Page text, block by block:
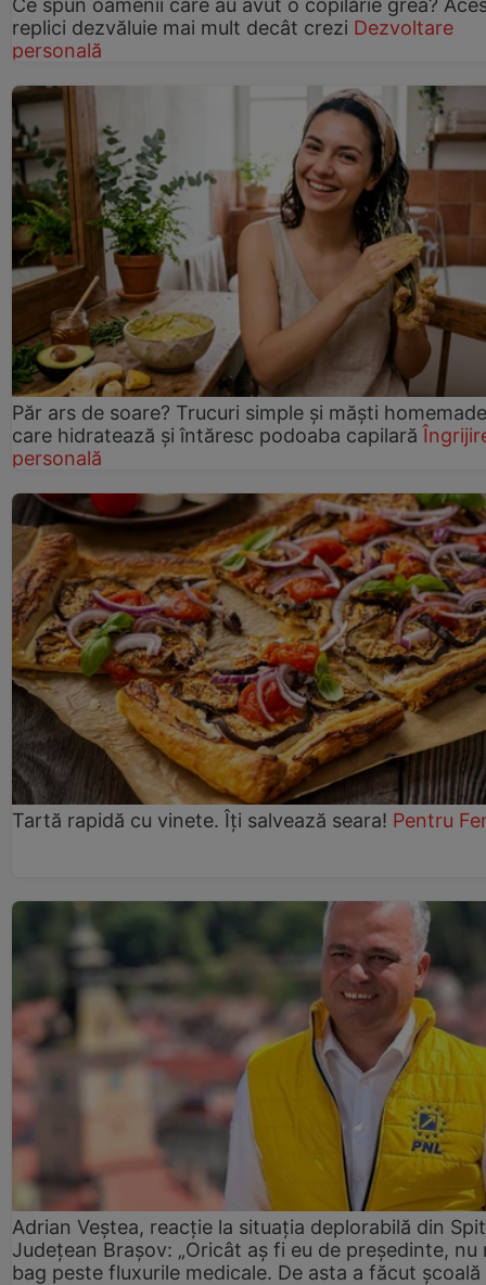
Ce spun oamenii care au avut o copilărie grea?
replici dezvăluie mai mult decât crezi Dezvoltare
personală
Păr ars de soare? Trucuri simple și măști homemade
care hidratează și întăresc podoaba capilară
personală
Tartă rapidă cu vinete. Îți salvează seara! Pentru
Adrian Veștea, reacție la situația deplorabilă din
Județean Brașov: „Oricât aș fi eu de președinte, nu
bag peste fluxurile medicale. De asta a făcut școală